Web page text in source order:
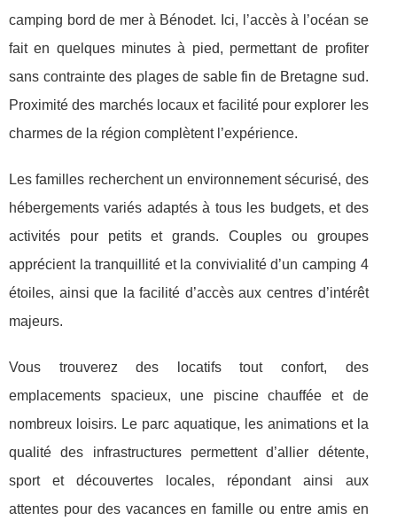
camping bord de mer à Bénodet. Ici, l’accès à l’océan se
fait en quelques minutes à pied, permettant de profiter
sans contrainte des plages de sable fin de Bretagne sud.
Proximité des marchés locaux et facilité pour explorer les
charmes de la région complètent l’expérience.
Les familles recherchent un environnement sécurisé, des
hébergements variés adaptés à tous les budgets, et des
activités pour petits et grands. Couples ou groupes
apprécient la tranquillité et la convivialité d’un camping 4
étoiles, ainsi que la facilité d’accès aux centres d’intérêt
majeurs.
Vous trouverez des locatifs tout confort, des
emplacements spacieux, une piscine chauffée et de
nombreux loisirs. Le parc aquatique, les animations et la
qualité des infrastructures permettent d’allier détente,
sport et découvertes locales, répondant ainsi aux
attentes pour des vacances en famille ou entre amis en